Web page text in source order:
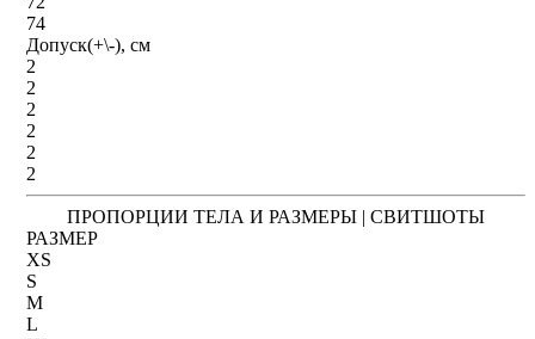
74
Допуск(+\-), см
2
2
2
2
2
2
ПРОПОРЦИИ ТЕЛА И РАЗМЕРЫ | СВИТШОТЫ
РАЗМЕР
XS
S
M
L